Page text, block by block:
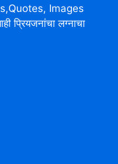
Images
प्रियजनांचा लग्नाचा